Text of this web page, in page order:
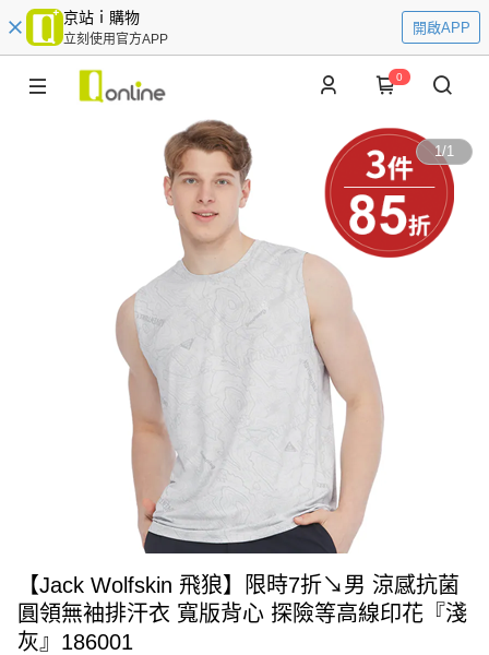
京站ｉ購物
立刻使用官方APP
開啟APP
0
1/1
【Jack Wolfskin 飛狼】限時7折↘男 涼感抗菌
圓領無袖排汗衣 寬版背心 探險等高線印花『淺
灰』186001